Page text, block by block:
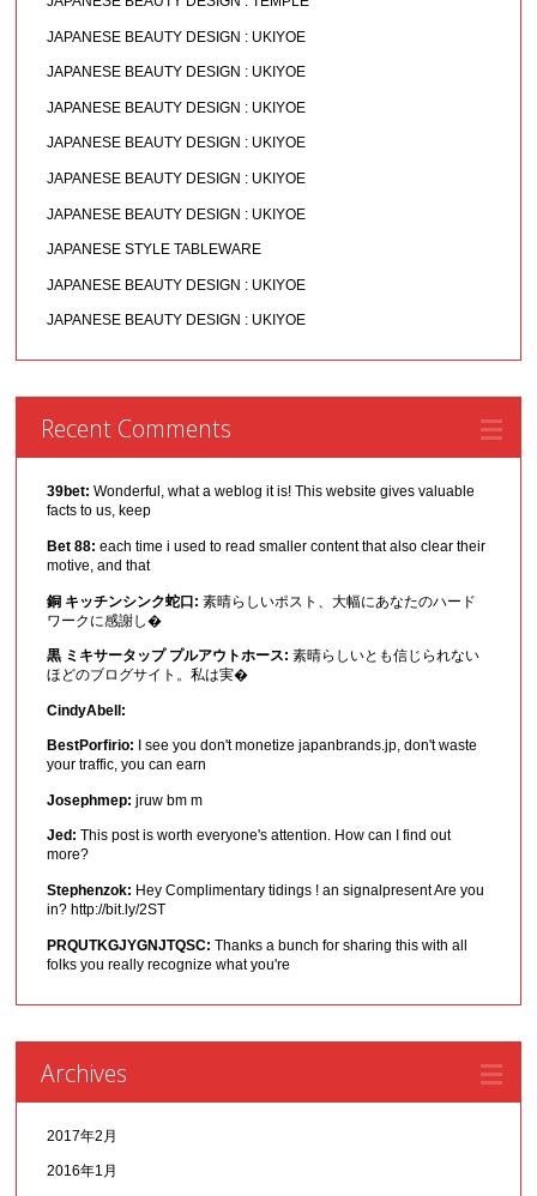
JAPANESE BEAUTY DESIGN : UKIYOE
JAPANESE BEAUTY DESIGN : UKIYOE
JAPANESE BEAUTY DESIGN : UKIYOE
JAPANESE BEAUTY DESIGN : UKIYOE
JAPANESE BEAUTY DESIGN : UKIYOE
JAPANESE BEAUTY DESIGN : UKIYOE
JAPANESE STYLE TABLEWARE
JAPANESE BEAUTY DESIGN : UKIYOE
JAPANESE BEAUTY DESIGN : UKIYOE
Recent Comments
39bet: Wonderful, what a weblog it is! This website gives valuable
facts to us, keep
Bet 88: each time i used to read smaller content that also clear their
motive, and that
銅 キッチンシンク蛇口: 素晴らしいポスト、大幅にあなたのハード
ワークに感謝し�
黒 ミキサータップ プルアウトホース: 素晴らしいとも信じられない
ほどのブログサイト。私は実�
CindyAbell:
BestPorfirio:
I see you don't monetize japanbrands.jp, don't waste
your traffic, you can earn
Josephmep: jruw bm m
Jed: This post is worth everyone's attention. How can I find out
more?
Stephenzok: Hey Complimentary tidings ! an signalpresent Are you
in? http://bit.ly/2ST
PRQUTKGJYGNJTQSC: Thanks a bunch for sharing this with all
folks you really recognize what you're
Archives
2017年2月
2016年1月